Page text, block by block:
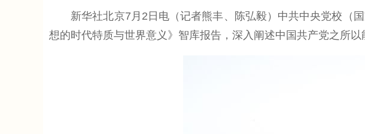
新华社北京7月2日电（记者熊丰、陈弘毅）中共中央党校（国
想的时代特质与世界意义》智库报告，深入阐述中国共产党之所以